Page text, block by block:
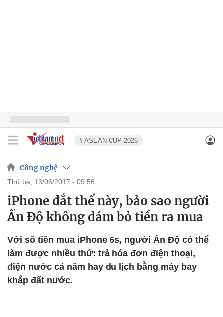
# ASEAN CUP 2026
Công nghệ
thứ ba, 13/06/2017 - 09:56
iPhone đắt thế này, bảo sao người
Ấn Độ không dám bỏ tiền ra mua
Với số tiền mua iPhone 6s, người Ấn Độ có thể
làm được nhiều thứ: trả hóa đơn điện thoại,
điện nước cả năm hay du lịch bằng máy bay
khắp đất nước.